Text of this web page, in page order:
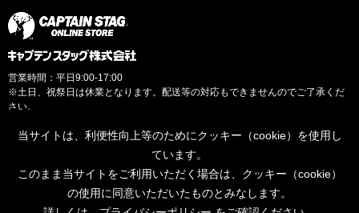
営業時間：平日9:00-17:00
※土日、祝祭日は休業となります。配送等の対応もできませんのでご了承くだ
さい。
当サイトは、利便性向上等のためにクッキー（cookie）を使用し
ています。
このまま当サイトをご利用いただく場合は、クッキー（cookie）
の使用に同意いただいたものとみなします。